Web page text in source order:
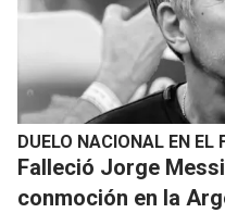
DUELO NACIONAL EN EL
Falleció Jorge
conmoción en la